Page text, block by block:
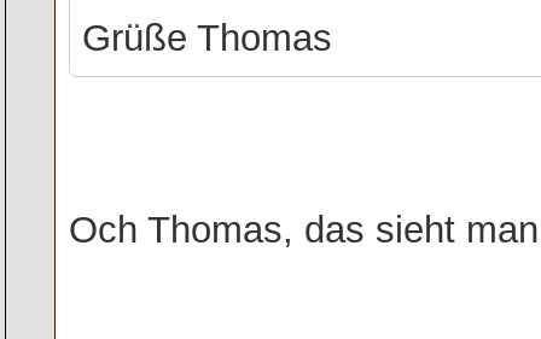
Grüße Thomas
Och Thomas, das sieht